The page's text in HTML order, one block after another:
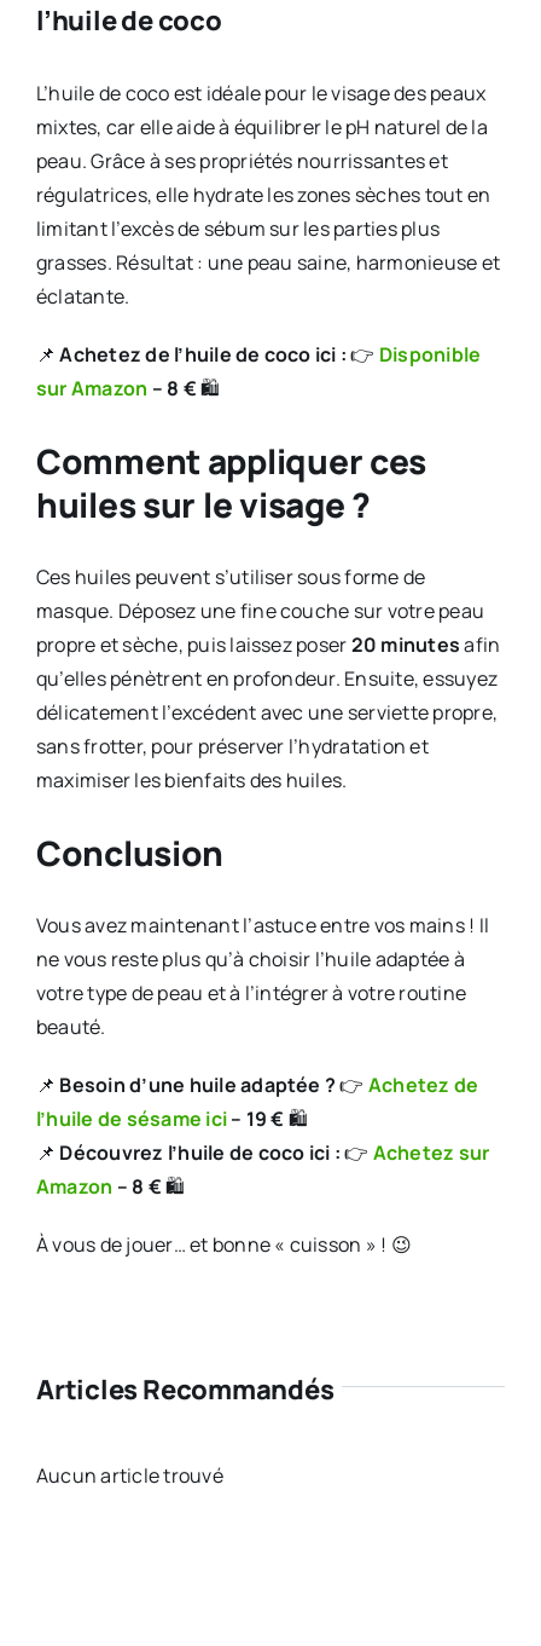
l’huile de coco
L’huile de coco est idéale pour le visage des peaux
mixtes, car elle aide à équilibrer le pH naturel de la
peau. Grâce à ses propriétés nourrissantes et
régulatrices, elle hydrate les zones sèches tout en
limitant l’excès de sébum sur les parties plus
grasses. Résultat : une peau saine, harmonieuse et
éclatante.
📌Achetez de l’huile de coco ici :👉 Disponible
sur Amazon – 8 €🛍️
Comment appliquer ces
huiles sur le visage ?
Ces huiles peuvent s’utiliser sous forme de
masque. Déposez une fine couche sur votre peau
propre et sèche, puis laissez poser20 minutesafin
qu’elles pénètrent en profondeur. Ensuite, essuyez
délicatement l’excédent avec une serviette propre,
sans frotter, pour préserver l’hydratation et
maximiser les bienfaits des huiles.
Conclusion
Vous avez maintenant l’astuce entre vos mains ! Il
ne vous reste plus qu’à choisir l’huile adaptée à
votre type de peau et à l’intégrer à votre routine
beauté.
📌 Besoin d’une huile adaptée ?👉 Achetez de
l’huile de sésame ici– 19 € 🛍️
📌 Découvrez l’huile de coco ici :👉 Achetez sur
Amazon – 8 €🛍️
À vous de jouer… et bonne « cuisson » ! 😉
Articles Recommandés
Aucun article trouvé